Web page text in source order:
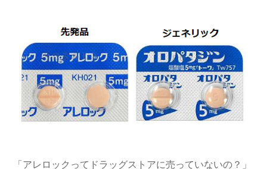
「アレロックってドラッグストアに売っていないの？」